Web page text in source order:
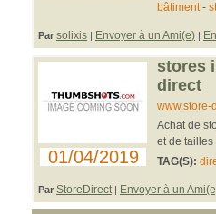
bâtiment-
Par solixis | Envoyer à un Ami(e) |
01/04/2019
stores
direct
www.store-
Achat de
et de
TAG(S):
Par StoreDirect | Envoyer à un